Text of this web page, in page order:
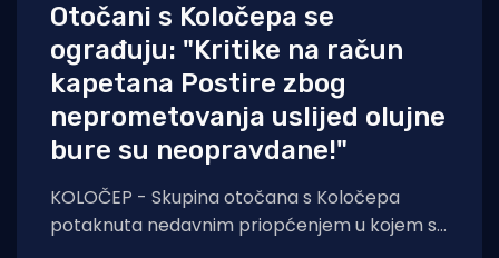
Otočani s Koločepa se
ograđuju: "Kritike na račun
kapetana Postire zbog
neprometovanja uslijed olujne
bure su neopravdane!"
KOLOČEP - Skupina otočana s Koločepa
potaknuta nedavnim priopćenjem u kojem se